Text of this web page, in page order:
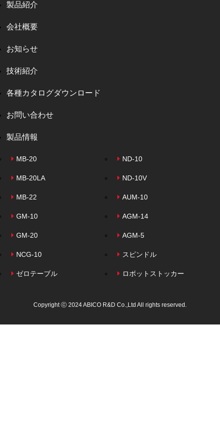
製品紹介
会社概要
お知らせ
技術紹介
各種カタログダウンロード
お問い合わせ
製品情報
MB-20 ND-10
MB-20LA ND-10V
MB-22 AUM-10
GM-10 AGM-14
GM-20 AGM-5
NCG-10 スピンドル
ゼロテーブル ロボットストッカー
Copyright ⓒ 2024 ABICO R&D Co.,Ltd All rights reserved.